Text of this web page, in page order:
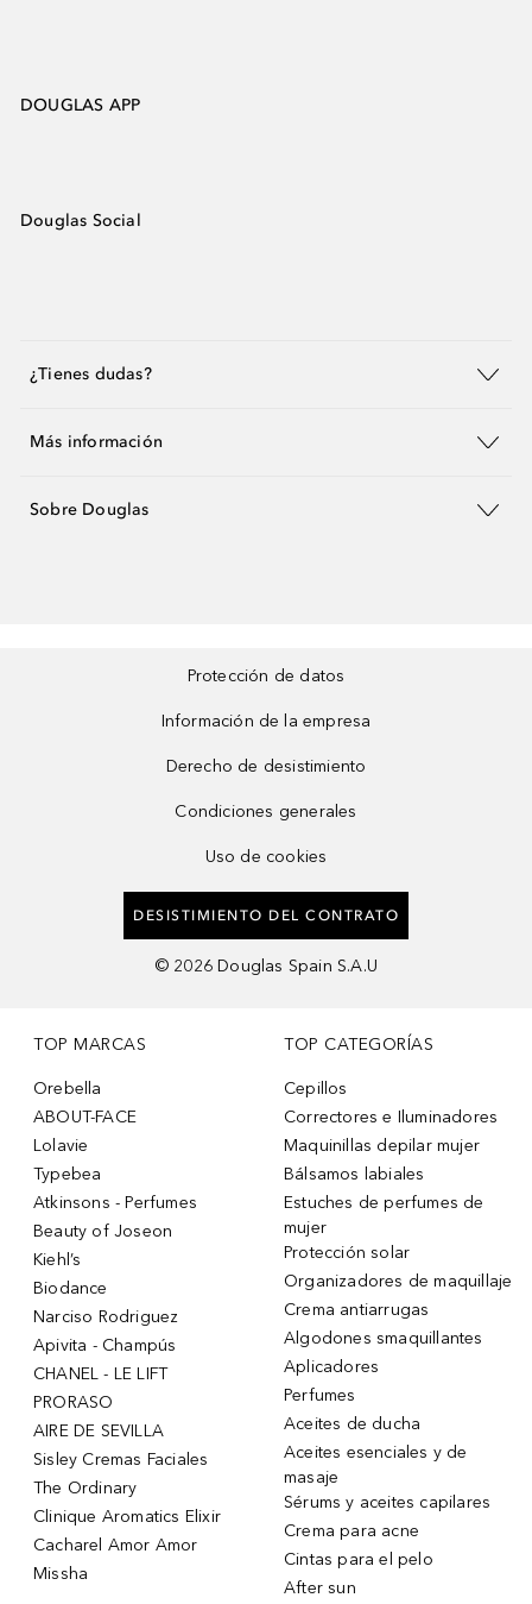
DOUGLAS APP
Douglas Social
¿Tienes dudas?
Más información
Sobre Douglas
Protección de datos
Información de la empresa
Derecho de desistimiento
Condiciones generales
Uso de cookies
DESISTIMIENTO DEL CONTRATO
© 2026 Douglas Spain S.A.U
TOP MARCAS
Orebella
ABOUT-FACE
Lolavie
Typebea
Atkinsons - Perfumes
Beauty of Joseon
Kiehl’s
Biodance
Narciso Rodriguez
Apivita - Champús
CHANEL - LE LIFT
PRORASO
AIRE DE SEVILLA
Sisley Cremas Faciales
The Ordinary
Clinique Aromatics Elixir
Cacharel Amor Amor
Missha
TOP CATEGORÍAS
Cepillos
Correctores e Iluminadores
Maquinillas depilar mujer
Bálsamos labiales
Estuches de perfumes de
mujer
Protección solar
Organizadores de maquillaje
Crema antiarrugas
Algodones smaquillantes
Aplicadores
Perfumes
Aceites de ducha
Aceites esenciales y de
masaje
Sérums y aceites capilares
Crema para acne
Cintas para el pelo
After sun